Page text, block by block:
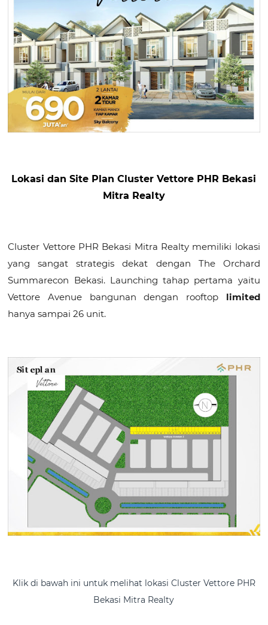
Lokasi dan Site PlanCluster Vettore PHR Bekasi
Mitra Realty
Cluster Vettore PHR Bekasi Mitra Realty memiliki lokasi
yang sangat strategis dekat dengan The Orchard
Summarecon Bekasi. Launching tahap pertama yaitu
Vettore Avenue bangunan dengan rooftop limited
hanya sampai 26 unit.
Klik di bawah ini untuk melihat lokasi Cluster Vettore PHR
Bekasi Mitra Realty